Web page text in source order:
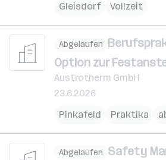
Gleisdorf
Vollzeit
Abgelaufen
Option zur
Austrotherm GmbH
23.6.2026
Pinkafeld
Praktika
Abgelaufen Safety